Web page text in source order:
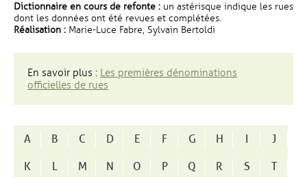
Dictionnaire en cours de refonte : un astérisque indique les rues
dont les données ont été revues et complétées.
Réalisation : Marie-Luce Fabre, Sylvain Bertoldi
En savoir plus : Les premières dénominations
officielles de rues
A B C D E F G H I
J
K
L M N O P Q R S
T